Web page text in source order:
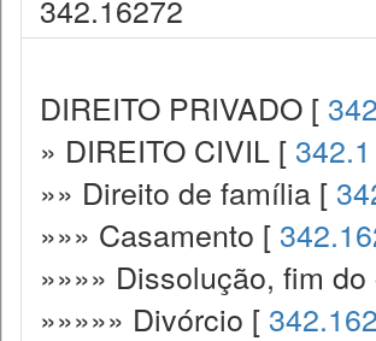
342.16272
DIREITO PRIVADO [ 342
» DIREITO CIVIL [ 342.1
»» Direito de família [
»»» Casamento [
»»»» Dissolução, fim
»»»»» Divórcio [